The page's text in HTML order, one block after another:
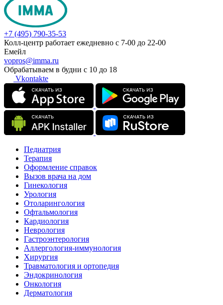
+7 (495) 790-35-53
Колл-центр работает ежедневно с 7-00 до 22-00
Емейл
vopros@imma.ru
Обрабатываем в будни с 10 до 18
Vkontakte
Педиатрия
Терапия
Оформление справок
Вызов врача на дом
Гинекология
Урология
Отоларингология
Офтальмология
Кардиология
Неврология
Гастроэнтерология
Аллергология-иммунология
Хирургия
Травматология и ортопедия
Эндокринология
Онкология
Дерматология